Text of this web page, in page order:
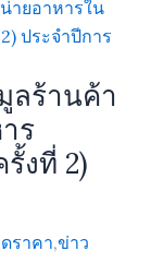
ลร้านค้า
ร
งที่ 2)
ราคา,ข่าว